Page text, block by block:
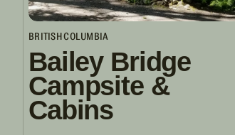
BRITISH COLUMBIA
Bailey Bridge
Campsite &
Cabins